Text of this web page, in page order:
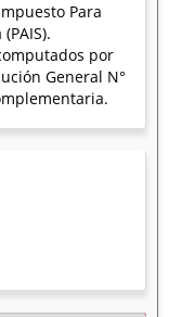
Para
por
General N°